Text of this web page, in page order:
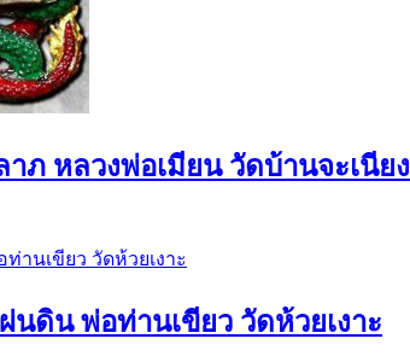
ภ หลวงพ่อเมียน วัดบ้านจะเนียง
ดิน พ่อท่านเขียว วัดห้วยเงาะ